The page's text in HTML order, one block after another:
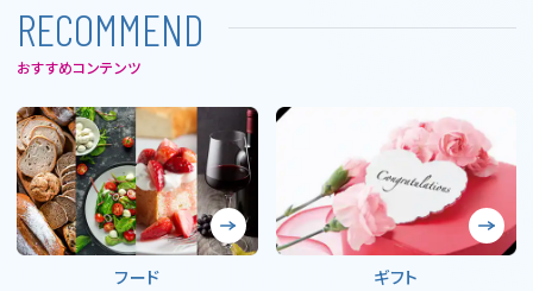
RECOMMEND
おすすめコンテンツ
フード ギフト